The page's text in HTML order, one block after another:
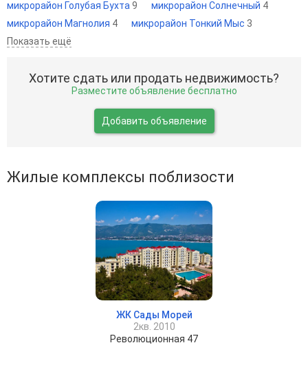
микрорайон Голубая Бухта 9 микрорайон Солнечный 4
микрорайон Магнолия 4 микрорайон Тонкий Мыс 3
Показать ещё
Хотите сдать или продать недвижимость?
Разместите объявление бесплатно
Добавить объявление
Жилые комплексы поблизости
ЖК Сады Морей
2кв. 2010
Революционная 47